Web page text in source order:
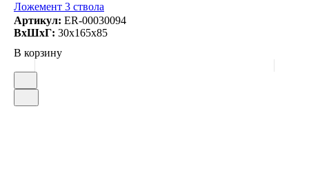
Ложемент 3 ствола
Артикул: ER-00030094
ВxШxГ: 30x165x85
В корзину